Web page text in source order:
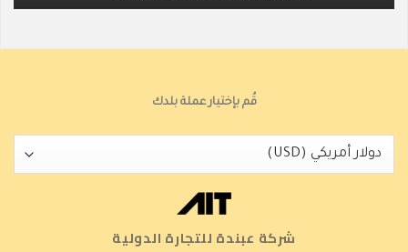
قُم بإختيار عملة بلدك
شركة عبندة للتجارة الدولية